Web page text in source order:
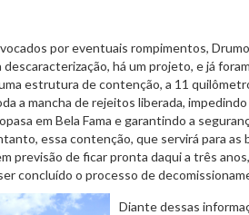
por eventuais rompimentos,
há um projeto, e já
estrutura de contenção, a 11
a mancha de rejeitos liberada,
em Bela Fama e garantindo a
essa contenção, que servirá para as
previsão de ficar pronta daqui a três
concluído o processo de
Diante dessas